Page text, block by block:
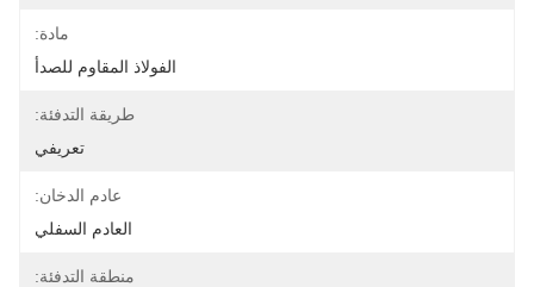
مادة:
الفولاذ المقاوم للصدأ
طريقة التدفئة:
تعريفي
عادم الدخان:
العادم السفلي
منطقة التدفئة: